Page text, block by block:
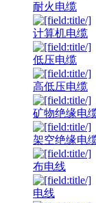
耐火电缆
计算机电缆
低压电缆
高低压电缆
矿物绝缘电
架空绝缘电
布电线
电线